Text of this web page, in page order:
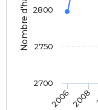
20062008
2700
2750
2800